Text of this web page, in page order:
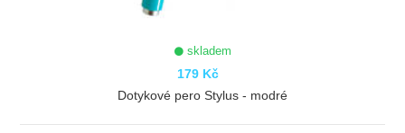
skladem
179 Kč
Dotykové pero Stylus - modré